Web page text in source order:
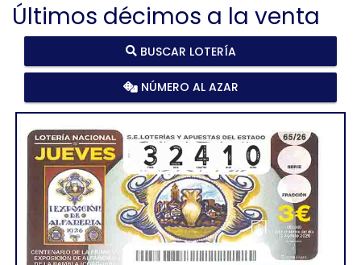
Últimos décimos a la venta
BUSCAR LOTERÍA
NÚMERO AL AZAR